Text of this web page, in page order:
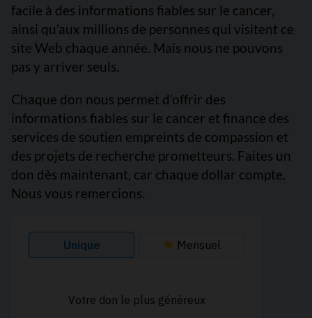
facile à des informations fiables sur le cancer,
ainsi qu’aux millions de personnes qui visitent ce
site Web chaque année. Mais nous ne pouvons
pas y arriver seuls.
Chaque don nous permet d’offrir des
informations fiables sur le cancer et finance des
services de soutien empreints de compassion et
des projets de recherche prometteurs. Faites un
don dès maintenant, car chaque dollar compte.
Nous vous remercions.